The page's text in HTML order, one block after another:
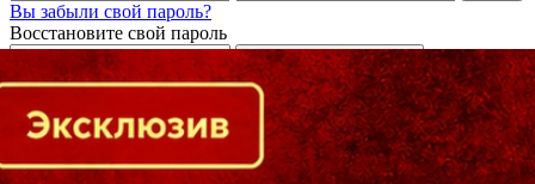
Вы забыли свой пароль?
Восстановите свой пароль
Кто есть кто в Байкальском регионе